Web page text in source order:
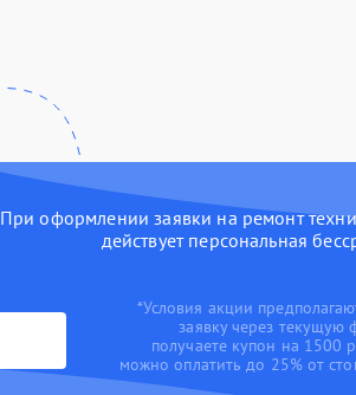
При оформлении заявки на ремонт
действует персональная
*Условия акции
заявку через текущую
получаете купон на 1500
можно оплатить до 25% от